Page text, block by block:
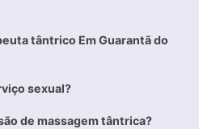
tântrico Em Guarantã do
sexual?
de massagem tântrica?